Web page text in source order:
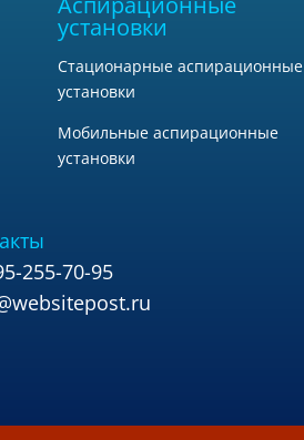
установки
Стационарные аспирационные
установки
Мобильные аспирационные
установки
255-70-95